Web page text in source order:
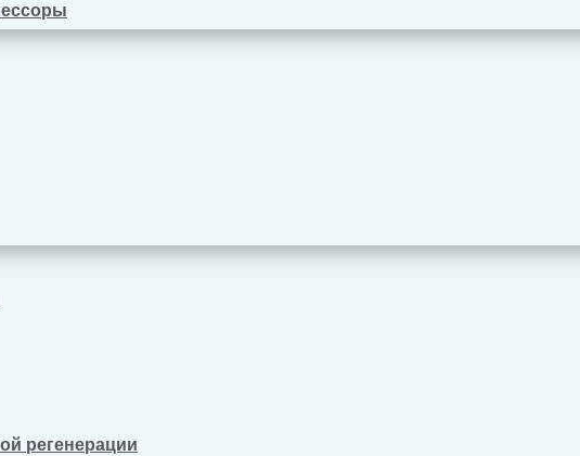
регенерации